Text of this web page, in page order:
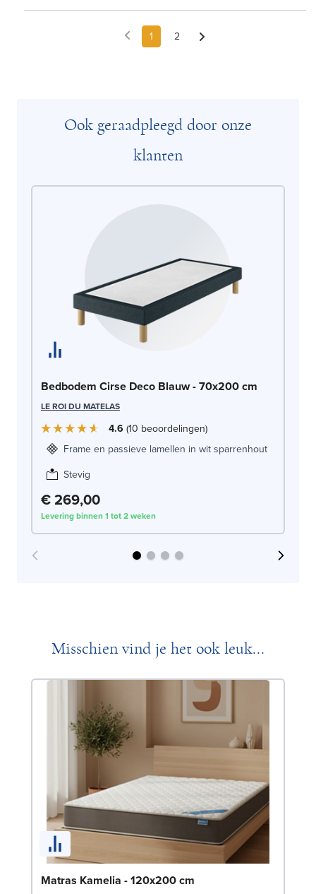
1 2
Ook geraadpleegd door onze
klanten
Bedbodem Cirse Deco Blauw - 70x200 cm
LE ROI DU MATELAS
4.6 10 beoordelingen
Frame en passieve lamellen in wit sparrenhout
Stevig
€ 269,00
Levering binnen 1 tot 2 weken
Misschien vind je het ook leuk...
Matras Kamelia - 120x200 cm